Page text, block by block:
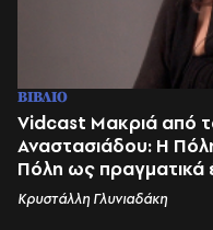
ΒΙΒΛΙΟ
Vidcast Μακριά από
Αναστασιάδου: Η
Πόλη ως πραγματικά
Κρυστάλλη Γλυνιαδάκη